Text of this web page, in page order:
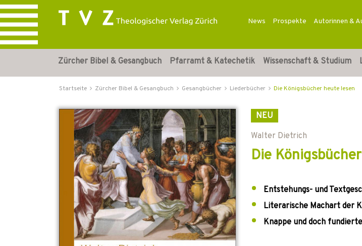
News Prospekte Autorinnen &
Zürcher Bibel & Gesangbuch Pfarramt & Katechetik Wissenschaft & Studium
Startseite Zürcher Bibel & Gesangbuch Gesangbücher Liederbücher Die Königsbücher heute lesen
NEU
Walter Dietrich
Die
Entstehungs- und
Literarische Machart der
Knappe und doch